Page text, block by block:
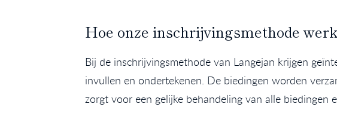
Hoe onze inschrijvingsmethode
Bij de inschrijvingsmethode van Langejan krijgen
invullen en ondertekenen. De biedingen worden
zorgt voor een gelijke behandeling van alle